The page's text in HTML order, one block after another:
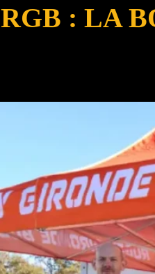
RGB : LA